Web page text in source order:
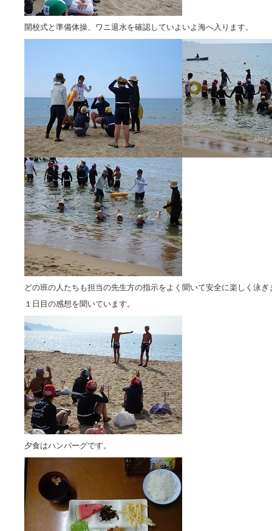
開校式と準備体操、ワニ退水を確認していよいよ海へ入ります。
どの班の人たちも担当の先生方の指示をよく聞いて安全に楽しく泳ぎ
１日目の感想を聞いています。
夕食はハンバーグです。